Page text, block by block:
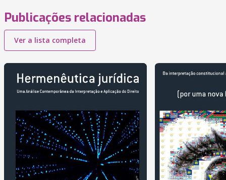
Publicações relacionadas
Ver a lista completa